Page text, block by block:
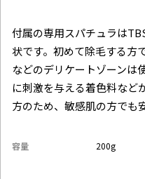
付属の専用スパチュラは
状です。初めて除毛する方
などのデリケートゾーンは
に刺激を与える着色料など
方のため、敏感肌の方でも
容量 200g‎